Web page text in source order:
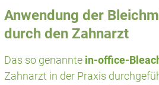
Anwendung der
durch den Zahnarzt
Das so genannte in-office-
Zahnarzt in der Praxis